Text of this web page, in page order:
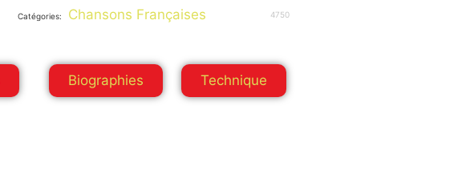
Catégories: Chansons Françaises 4750
Biographies Technique